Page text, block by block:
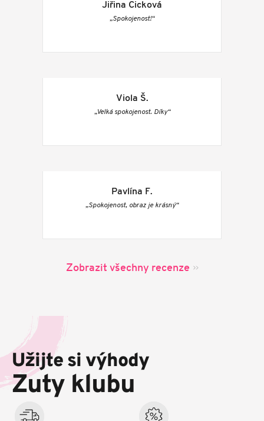
Jiřina Cicková
„Spokojenost!“
Viola Š.
„Velká spokojenost. Díky“
Pavlína F.
„Spokojenost, obraz je krásný“
Zobrazit všechny recenze
a
í
Užijte si výhody
Zuty klubu